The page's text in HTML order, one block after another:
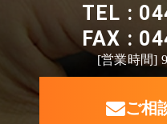
TEL :
FAX :
[営業時間]
ご相